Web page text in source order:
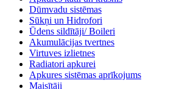
Dūmvadu sistēmas
Sūkņi un Hidrofori
Ūdens sildītāji/ Boileri
Akumulācijas tvertnes
Virtuves izlietnes
Radiatori apkurei
Apkures sistēmas aprīkojums
Maisītāji